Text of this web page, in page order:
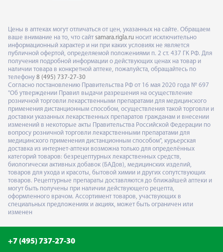
Цены в аптеках могут отличаться от цен, указанных на сайте. Обращаем
ваше внимание на то, что сайт samara.rigla.ru носит исключительно
информационный характер и ни при каких условиях не является
публичной офертой, определяемой положениями п. 2 ст. 437 ГК РФ. Для
получения подробной информации о действующих ценах на товар и
наличии товара в конкретной аптеке, пожалуйста, обращайтесь по
телефону 8 (495) 737-27-30
Согласно постановлению Правительства РФ от 16 мая 2020 года № 697
"Об утверждении Правил выдачи разрешения на осуществление
розничной торговли лекарственными препаратами для медицинского
применения дистанционным способом, осуществления такой торговли и
доставки указанных лекарственных препаратов гражданам и внесении
изменений в некоторые акты Правительства Российской Федерации по
вопросу розничной торговли лекарственными препаратами для
медицинского применения дистанционным способом", курьерская
доставка из интернет-аптеки возможна только для определённых
категорий товаров: безрецептурных лекарственных средств,
биологически активных добавок (БАДов), медицинских изделий,
товаров для ухода и красоты, бытовой химии и других сопутствующих
товаров. Рецептурные препараты доставляются до ближайшей аптеки и
могут быть получены при наличии действующего рецепта,
оформленного врачом. Ассортимент товаров, участвующих в
специальных предложениях и акциях, может быть ограничен или
изменен
+7 (495) 737-27-30